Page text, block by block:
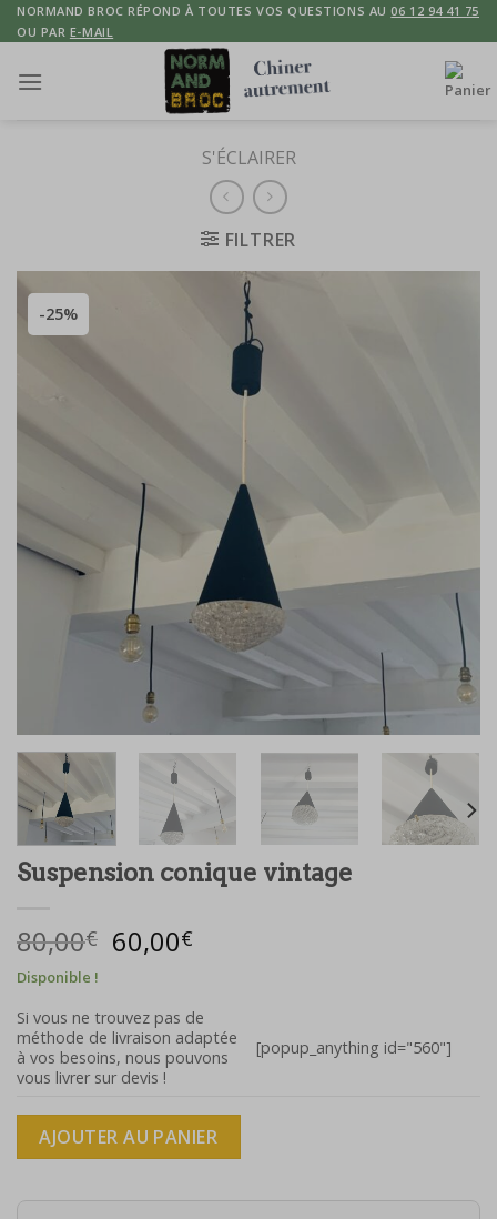
Skip
to
NORMAND BROC RÉPOND À TOUTES VOS QUESTIONS AU06 12 94 41 75
OU PAR E-MAIL
S'ÉCLAIRER
FILTRER
-25%
Suspension conique vintage
80,00€ Le
prix
était :
80,00€.
60,00€
est :
60,00€.
Disponible !
Si vous ne trouvez pas de
méthode de livraison adaptée
à vos besoins, nous pouvons
vous livrer sur devis !
[popup_anything id="560"]
AJOUTER AU PANIER